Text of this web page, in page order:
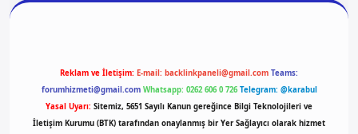
Reklam ve İletişim: E-mail: backlinkpaneli@gmail.com Teams:
forumhizmeti@gmail.com Whatsapp: 0262 606 0 726 Telegram: @karabul
Yasal Uyarı: Sitemiz, 5651 Sayılı Kanun gereğince Bilgi Teknolojileri ve
İletişim Kurumu (BTK) tarafından onaylanmış bir Yer Sağlayıcı olarak hizmet